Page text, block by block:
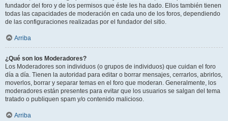
fundador del foro y de los permisos que éste les ha dado. Ellos también tienen
todas las capacidades de moderación en cada uno de los foros, dependiendo
de las configuraciones realizadas por el fundador del sitio.
Arriba
¿Qué son los Moderadores?
Los Moderadores son individuos (o grupos de individuos) que cuidan el foro
día a día. Tienen la autoridad para editar o borrar mensajes, cerrarlos, abrirlos,
moverlos, borrar y separar temas en el foro que moderan. Generalmente, los
moderadores están presentes para evitar que los usuarios se salgan del tema
tratado o publiquen spam y/o contenido malicioso.
Arriba